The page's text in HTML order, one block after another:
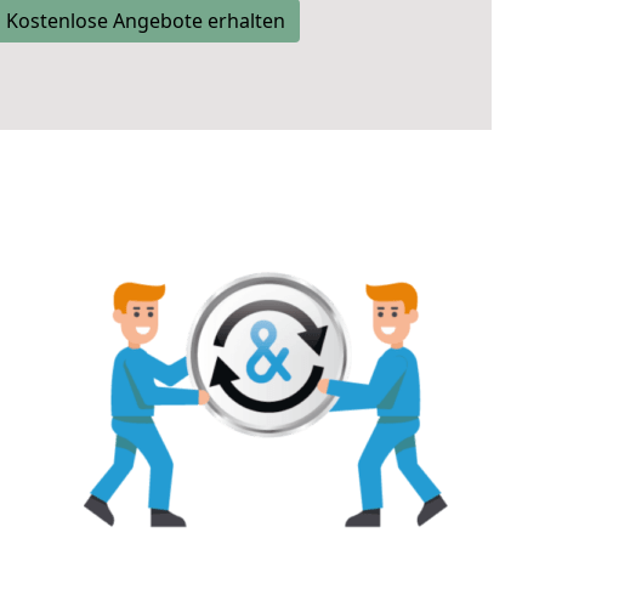
Kostenlose Angebote erhalten